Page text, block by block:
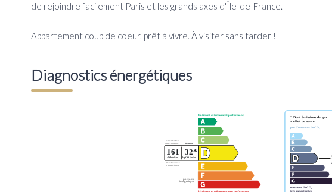
de rejoindre facilement Paris et les grands axes d'Île-de-France.
Appartement coup de coeur, prêt à vivre. À visiter sans tarder !
Diagnostics énergétiques